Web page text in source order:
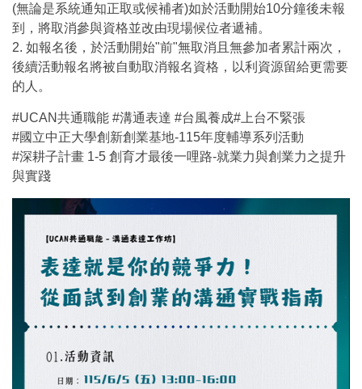
(無論是系統通知正取或候補者)如於活動開始10分鐘後未報
到，將取消參與資格並改由現場候位者遞補。
2. 如報名後，於活動開始"前"無取消且無參加者累計兩次，
後續活動報名將被自動取消報名資格，以利資源留給更需要
的人。
#UCAN共通職能 #溝通表達 #台風養成#上台不緊張
#國立中正大學創新創業基地-115年度輔導系列活動
#深耕子計畫 1-5 創育才最後一哩路-就業力與創業力之提升
與實踐